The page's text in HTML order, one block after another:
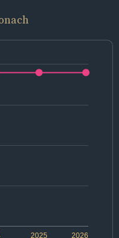
2026
2025